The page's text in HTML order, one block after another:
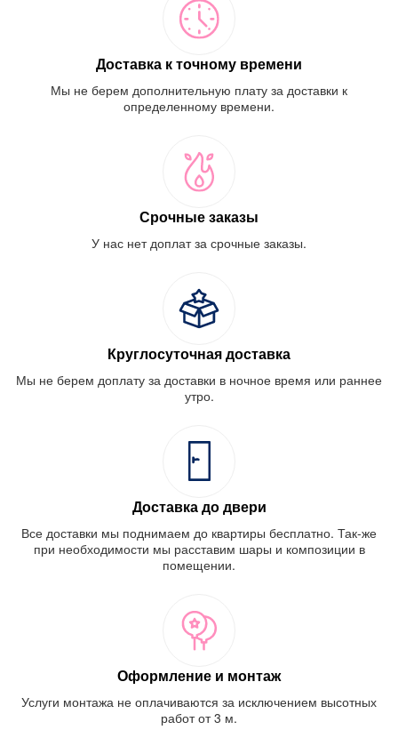
Доставка к точному времени
Мы не берем дополнительную плату за доставки к
определенному времени.
Срочные заказы
У нас нет доплат за срочные заказы.
Круглосуточная доставка
Мы не берем доплату за доставки в ночное время или раннее
утро.
Доставка до двери
Все доставки мы поднимаем до квартиры бесплатно. Так-же
при необходимости мы расставим шары и композиции в
помещении.
Оформление и монтаж
Услуги монтажа не оплачиваются за исключением высотных
работ от 3 м.